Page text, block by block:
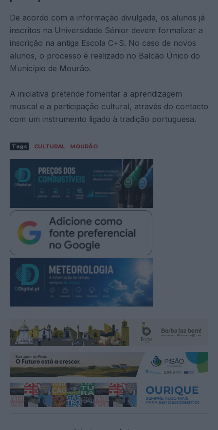
De acordo com a informação divulgada, os alunos já
inscritos na Universidade Sénior devem formalizar a
inscrição na antiga Escola C+S. No caso de novos
alunos, o processo é realizado no Balcão Único do
Município de Mourão.
A iniciativa pretende fomentar a aprendizagem
musical e a participação cultural, através do contacto
com um instrumento ligado à tradição portuguesa.
Tags CULTURAL MOURÃO